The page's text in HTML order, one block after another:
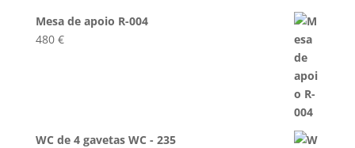
Mesa de apoio R-004
480 €
WC de 4 gavetas WC - 235